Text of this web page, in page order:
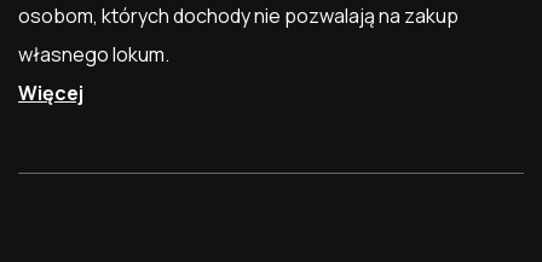
osobom, których dochody nie pozwalają na zakup
własnego lokum.
Więcej